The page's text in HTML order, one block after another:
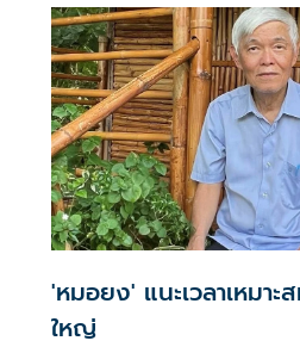
'หมอยง' แนะเวลาเหมา
ใหญ่